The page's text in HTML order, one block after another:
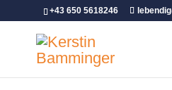
+43 650 5618246